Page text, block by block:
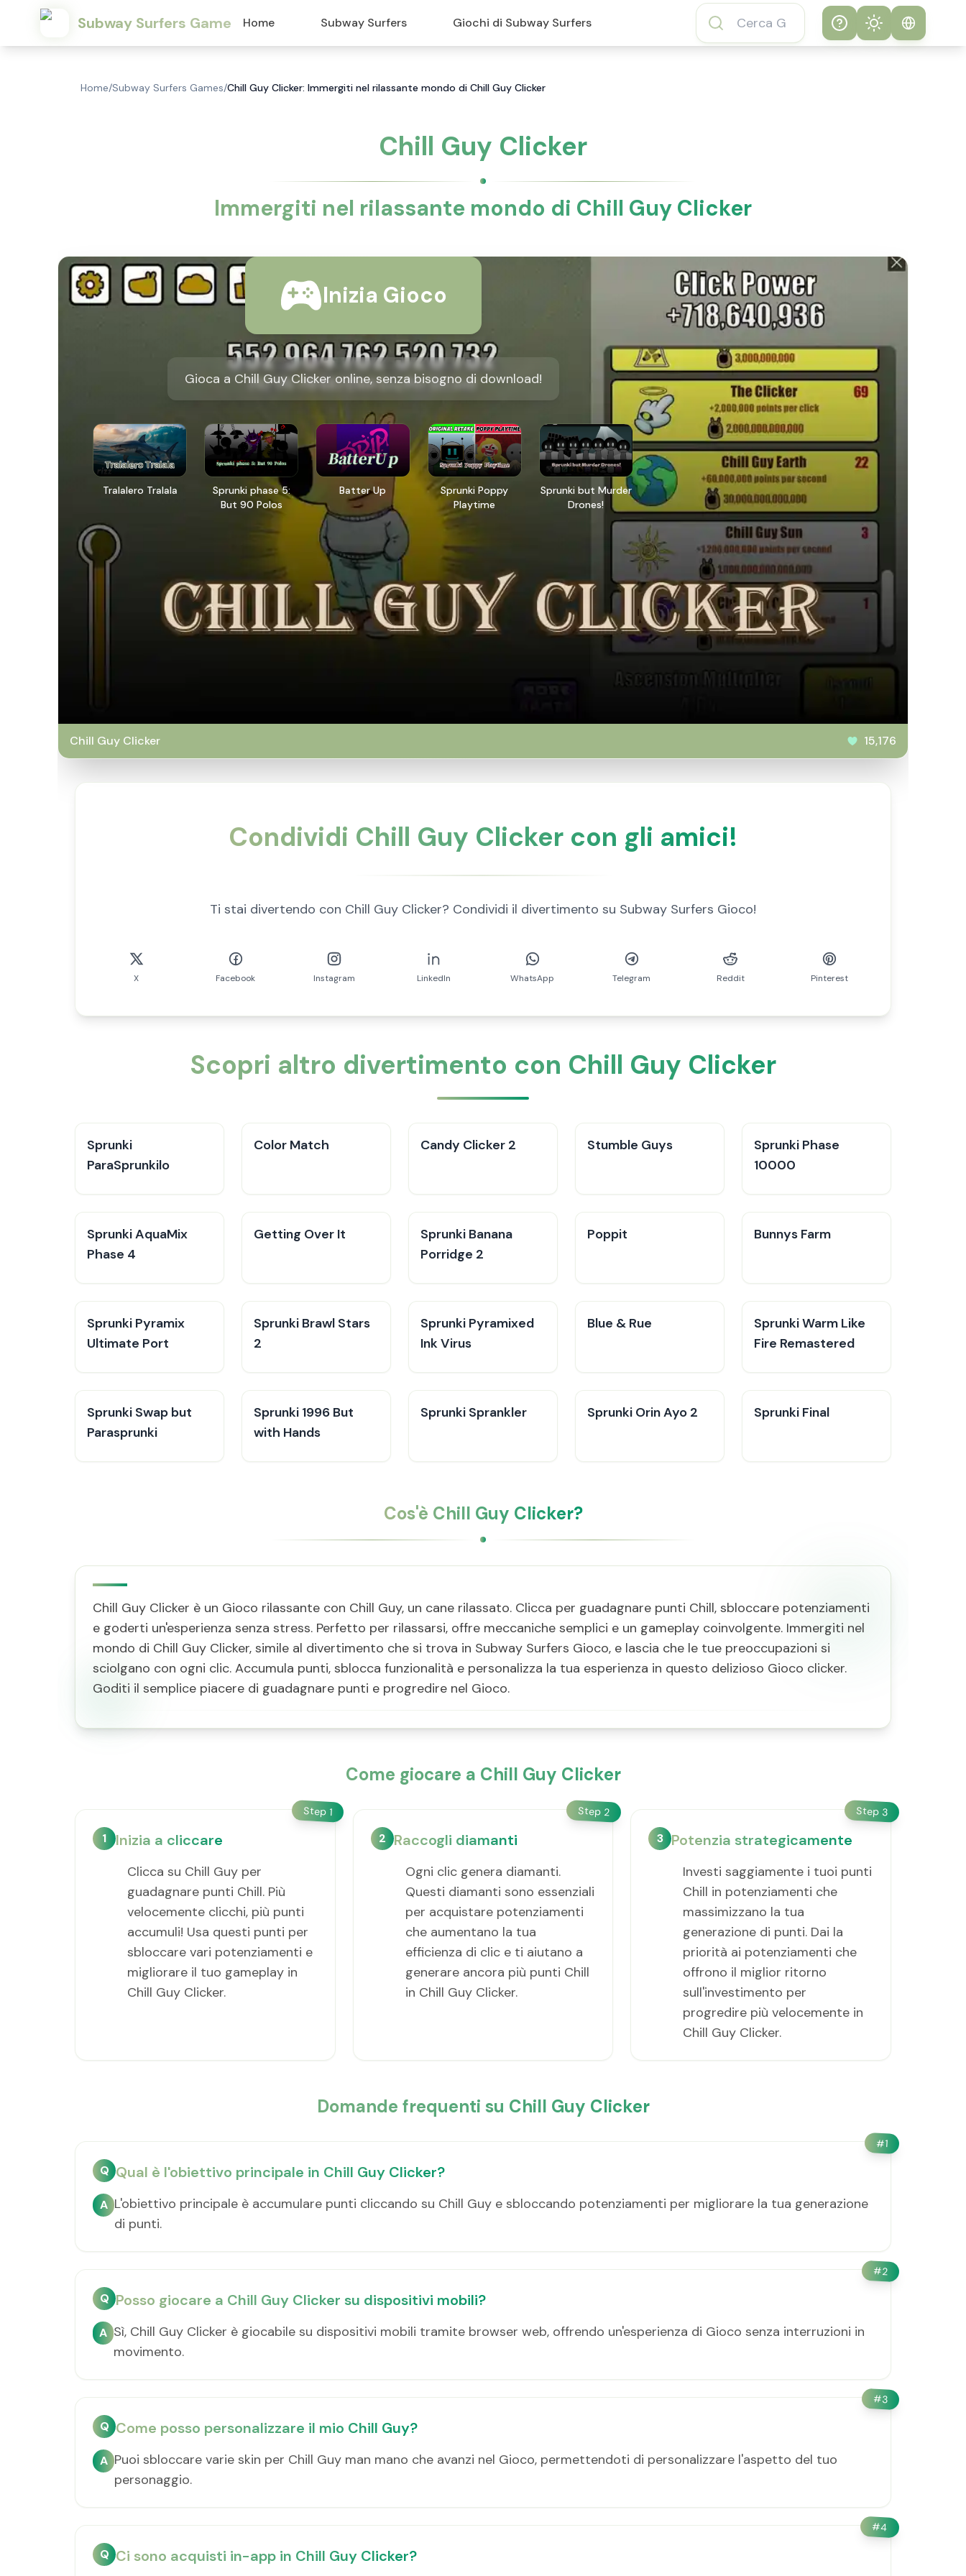
Subway Surfers Game Home Subway Surfers Giochi di Subway Surfers Help
Informazioni sul
Surfers
Funzionalità del
Gioco Subway
Surfers
Theme
Home/Subway Surfers Games/Chill Guy Clicker: Immergiti nel rilassante mondo di Chill Guy Clicker
Chill Guy Clicker
Immergiti nel rilassante mondo di Chill Guy Clicker
Inizia Gioco
Gioca a Chill Guy Clicker online, senza bisogno di download!
Tralalero Tralala
Sprunki phase 5:
But 90 Polos
Batter Up
Sprunki Poppy
Playtime
Sprunki but Murder
Drones!
Chill Guy Clicker 15,176
Condividi Chill Guy Clicker con gli amici!
Ti stai divertendo con Chill Guy Clicker? Condividi il divertimento su Subway Surfers Gioco!
X Facebook Instagram LinkedIn WhatsApp Telegram Reddit Pinterest
Scopri altro divertimento con Chill Guy Clicker
Sprunki
ParaSprunkilo
Color Match Candy Clicker 2 Stumble Guys
Sprunki Phase
10000
Sprunki AquaMix
Phase 4
Getting Over It
Sprunki Banana
Porridge 2
Poppit​ Bunnys Farm
Sprunki Pyramix
Ultimate Port
Sprunki Brawl Stars
2
Sprunki Pyramixed
Ink Virus
Blue & Rue
Sprunki Warm Like
Fire Remastered
Sprunki Swap but
Parasprunki
Sprunki 1996 But
with Hands
Sprunki Sprankler Sprunki Orin Ayo 2 Sprunki Final
Cos'è Chill Guy Clicker?
Chill Guy Clicker è un Gioco rilassante con Chill Guy, un cane rilassato. Clicca per guadagnare punti Chill, sbloccare potenziamenti
e goderti un'esperienza senza stress. Perfetto per rilassarsi, offre meccaniche semplici e un gameplay coinvolgente. Immergiti nel
mondo di Chill Guy Clicker, simile al divertimento che si trova in Subway Surfers Gioco, e lascia che le tue preoccupazioni si
sciolgano con ogni clic. Accumula punti, sblocca funzionalità e personalizza la tua esperienza in questo delizioso Gioco clicker.
Goditi il semplice piacere di guadagnare punti e progredire nel Gioco.
Come giocare a Chill Guy Clicker
Step 1
1 Inizia a cliccare
Clicca su Chill Guy per
guadagnare punti Chill. Più
velocemente clicchi, più punti
accumuli! Usa questi punti per
sbloccare vari potenziamenti e
migliorare il tuo gameplay in
Chill Guy Clicker.
Step 2
2 Raccogli diamanti
Ogni clic genera diamanti.
Questi diamanti sono essenziali
per acquistare potenziamenti
che aumentano la tua
efficienza di clic e ti aiutano a
generare ancora più punti Chill
in Chill Guy Clicker.
Step 3
3 Potenzia strategicamente
Investi saggiamente i tuoi punti
Chill in potenziamenti che
massimizzano la tua
generazione di punti. Dai la
priorità ai potenziamenti che
offrono il miglior ritorno
sull'investimento per
progredire più velocemente in
Chill Guy Clicker.
Domande frequenti su Chill Guy Clicker
#1
Q Qual è l'obiettivo principale in Chill Guy Clicker?
A L'obiettivo principale è accumulare punti cliccando su Chill Guy e sbloccando potenziamenti per migliorare la tua generazione
di punti.
#2
Q Posso giocare a Chill Guy Clicker su dispositivi mobili?
A Sì, Chill Guy Clicker è giocabile su dispositivi mobili tramite browser web, offrendo un'esperienza di Gioco senza interruzioni in
movimento.
#3
Q Come posso personalizzare il mio Chill Guy?
A Puoi sbloccare varie skin per Chill Guy man mano che avanzi nel Gioco, permettendoti di personalizzare l'aspetto del tuo
personaggio.
#4
Q Ci sono acquisti in-app in Chill Guy Clicker?